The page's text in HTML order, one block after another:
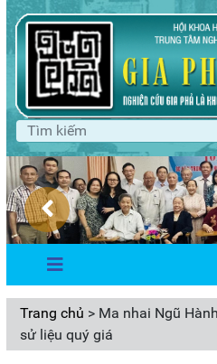
Trang chủ > Ma nhai Ngũ
sử liệu quý giá